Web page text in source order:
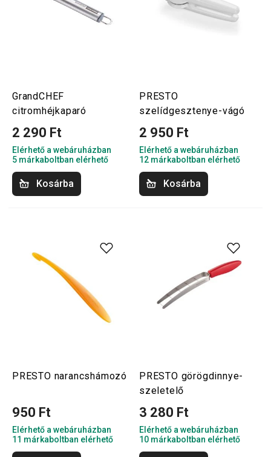
GrandCHEF
citromhéjkaparó
2 290 Ft
Elérhető a webáruházban
5 márkaboltban elérhető
Kosárba
PRESTO
szelídgesztenye-vágó
2 950 Ft
Elérhető a webáruházban
12 márkaboltban elérhető
Kosárba
PRESTO narancshámozó
950 Ft
Elérhető a webáruházban
11 márkaboltban elérhető
PRESTO görögdinnye-
szeletelő
3 280 Ft
Elérhető a webáruházban
10 márkaboltban elérhető